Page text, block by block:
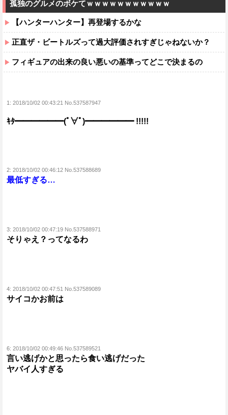
孤独のグルメのボケてｗｗｗｗｗｗｗｗｗｗｗ
【ハンターハンター】再登場するかな
正直ザ・ビートルズって過大評価されすぎじゃねないか？
フィギュアの出来の良い悪いの基準ってどこで決まるの
1: 2018/10/02 00:43:21 No.537587947
ｷﾀ━━━━━━(ﾟ∀ﾟ)━━━━━━ !!!!!
2: 2018/10/02 00:46:12 No.537588689
最低すぎる…
3: 2018/10/02 00:47:19 No.537588971
そりゃえ？ってなるわ
4: 2018/10/02 00:47:51 No.537589089
サイコかお前は
6: 2018/10/02 00:49:46 No.537589521
言い逃げかと思ったら食い逃げだった
ヤバイ人すぎる